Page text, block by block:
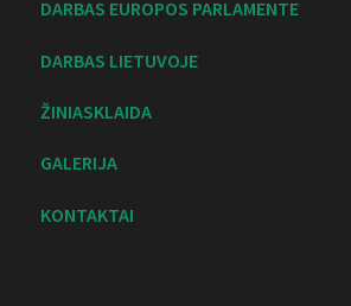
DARBAS EUROPOS PARLAMENTE
DARBAS LIETUVOJE
ŽINIASKLAIDA
GALERIJA
KONTAKTAI